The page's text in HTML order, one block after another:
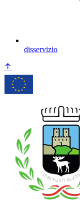
disservizio